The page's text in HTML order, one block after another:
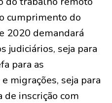
cumprimento do
2020 demandará
judiciários, seja para
para as
migrações, seja para
de inscrição com